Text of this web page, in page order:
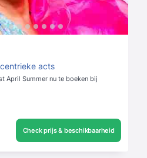
acts
April Summer nu te boeken bij
Check prijs & beschikbaarheid